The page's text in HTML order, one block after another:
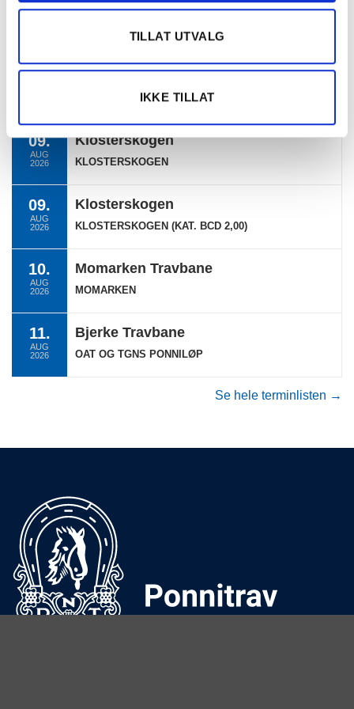
TILLAT UTVALG
IKKE TILLAT
08. Bergen Travpark
08. Bergen Travpark
EKSTRALØP BERGEN
09.
AUG
2026
Klosterskogen
KLOSTERSKOGEN
09.
AUG
2026
Klosterskogen
KLOSTERSKOGEN (KAT. BCD 2,00)
10.
AUG
2026
Momarken Travbane
MOMARKEN
11.
AUG
2026
Bjerke Travbane
OAT OG TGNS PONNILØP
Se hele terminlisten →